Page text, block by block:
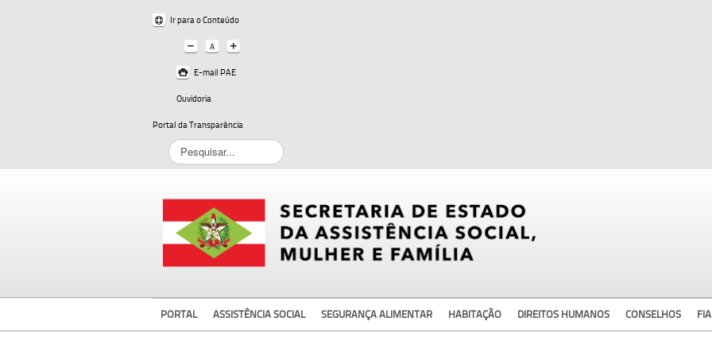
Ir para o Conteúdo
E-mail PAE
Ouvidoria
Portal da Transparência
Pesquisar...
PORTAL ASSISTÊNCIA SOCIAL SEGURANÇA ALIMENTAR HABITAÇÃO DIREITOS HUMANOS CONSELHOS FIA